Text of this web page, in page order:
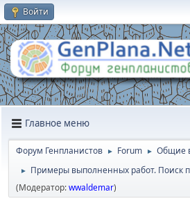
Войти
Главное меню
Форум Генпланистов ► Forum ► Общие
►
Примеры выполненных работ. Поиск
(Модератор:wwaldemar)